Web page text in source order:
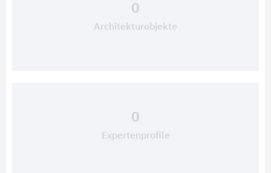
0
Architekturobjekte
0
Expertenprofile